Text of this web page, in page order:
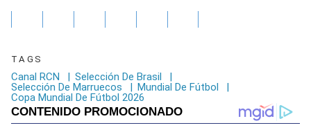
TAGS
Canal RCN | Selección De Brasil
|
Selección De Marruecos
| Mundial De Fútbol
|
Copa Mundial De Fútbol 2026